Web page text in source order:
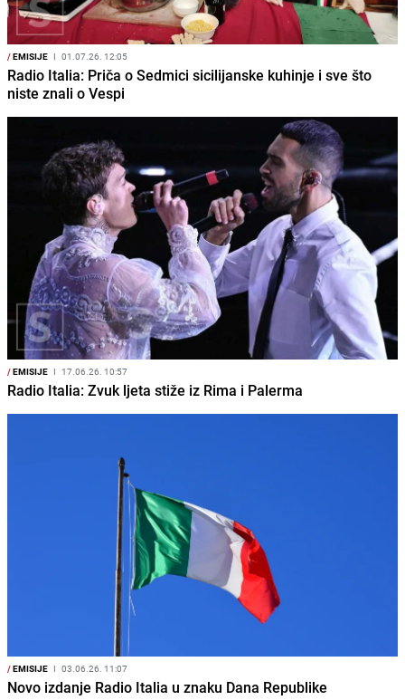
/EMISIJE I 01.07.26. 12:05
Radio Italia: Priča o Sedmici sicilijanske kuhinje i sve što
niste znali o Vespi
/EMISIJE I 17.06.26. 10:57
Radio Italia: Zvuk ljeta stiže iz Rima i Palerma
/EMISIJE I 03.06.26. 11:07
Novo izdanje Radio Italia u znaku Dana Republike